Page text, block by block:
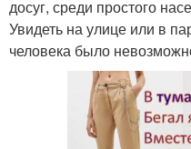
досуг, среди простого
Увидеть на улице или в
человека было